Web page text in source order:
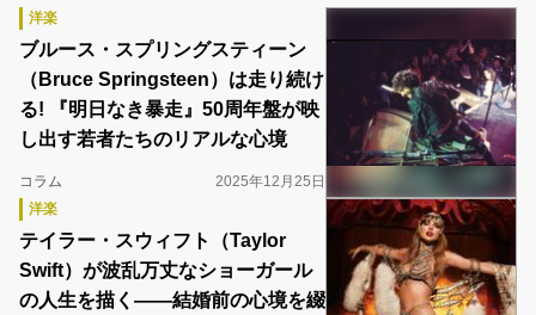
洋楽
ブルース・スプリングスティーン
（Bruce Springsteen）は走り続け
る! 『明日なき暴走』50周年盤が映
し出す若者たちのリアルな心境
コラム
2025年12月25日
洋楽
テイラー・スウィフト（Taylor
Swift）が波乱万丈なショーガール
の人生を描く――結婚前の心境を綴